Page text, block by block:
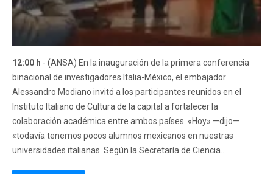
12:00 h - (ANSA) En la inauguración de la primera conferencia
binacional de investigadores Italia-México, el embajador
Alessandro Modiano invitó a los participantes reunidos en el
Instituto Italiano de Cultura de la capital a fortalecer la
colaboración académica entre ambos países. «Hoy» —dijo—
«todavía tenemos pocos alumnos mexicanos en nuestras
universidades italianas. Según la Secretaría de Ciencia...